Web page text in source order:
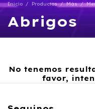
Inicio / Productos / Más /
Abrigos
No tenemos
favor,